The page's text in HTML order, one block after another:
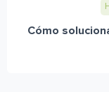
Cómo